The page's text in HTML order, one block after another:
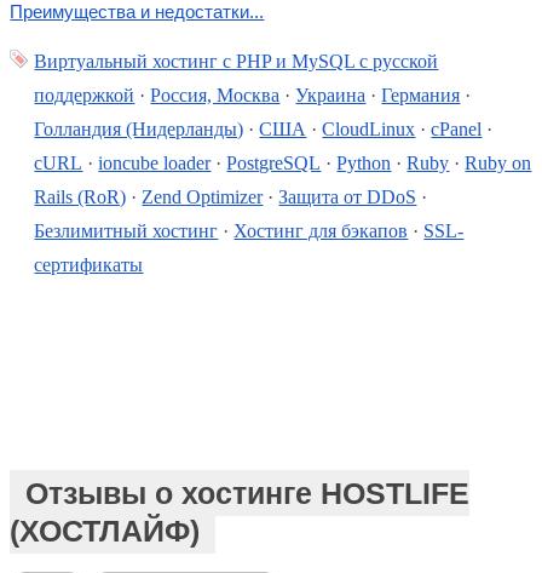
Преимущества и недостатки...
Виртуальный хостинг c PHP и MySQL с русской
поддержкой ·Россия, Москва ·Украина ·Германия ·
Голландия (Нидерланды) ·США ·CloudLinux ·cPanel ·
cURL ·ioncube loader·PostgreSQL ·Python ·Ruby ·Ruby on
Rails (RoR) ·Zend Optimizer·Защита от DDoS ·
Безлимитный хостинг ·Хостинг для бэкапов · SSL-
сертификаты
Отзывы о хостинге HOSTLIFE
(ХОСТЛАЙФ)